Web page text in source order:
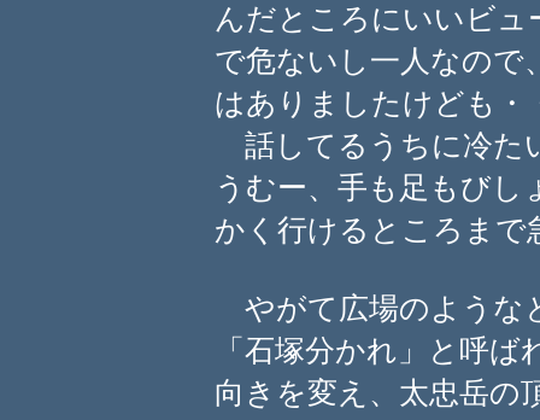
んだところにいいビ
で危ないし一人なので
はありましたけども・
話してるうちに冷た
うむー、手も足もびし
かく行けるところまで
やがて広場のような
「石塚分かれ」と呼
向きを変え、太忠岳の